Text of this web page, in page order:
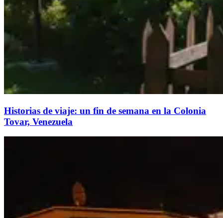
Historias de viaje: un fin de semana en la Colonia
Tovar, Venezuela